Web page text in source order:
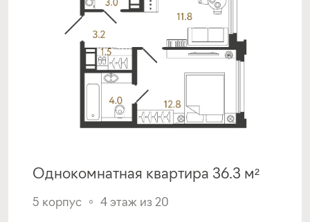
Программа от МКБ
Покупка квартиры в строящемся доме
с субсидией от Застройщика
ставка
1-й взнос
срок
платёж
Однокомнатная квартира 36.3 м²
5 корпус 4 этаж из 20